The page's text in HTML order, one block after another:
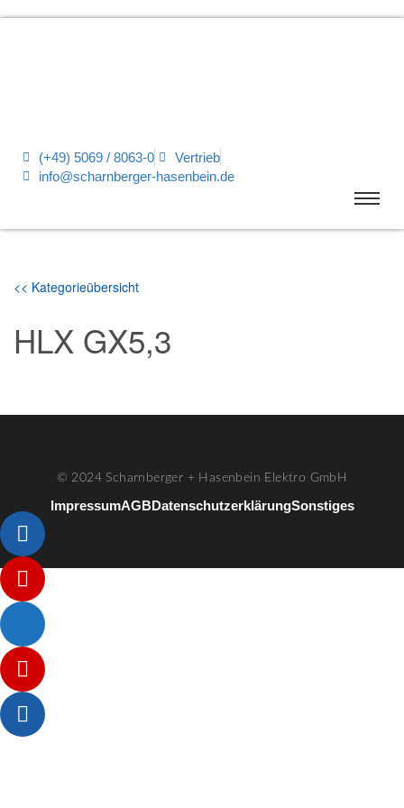
(+49) 5069 / 8063-0
Vertrieb
info@scharnberger-hasenbein.de
<< Kategorieübersicht
HLX GX5,3
© 2024 Scharnberger + Hasenbein Elektro GmbH
ImpressumAGBDatenschutzerklärungSonstiges
Listenelement #1
Listenelement